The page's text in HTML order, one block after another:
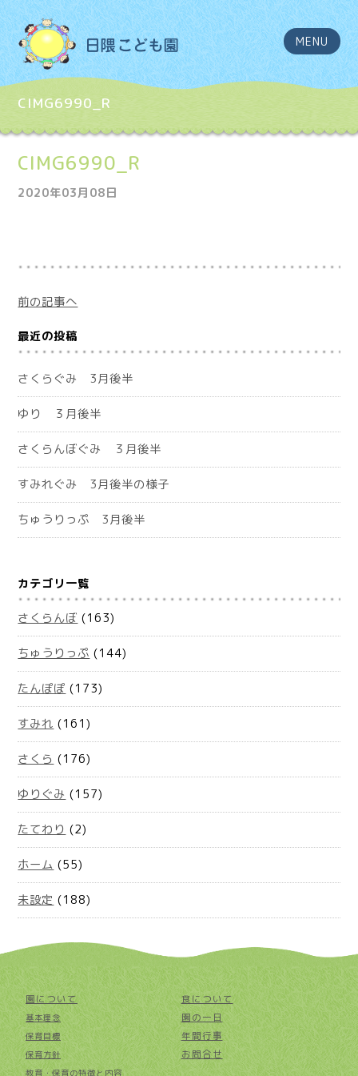
MENU
CIMG6990_R
CIMG6990_R
2020年03月08日
前の記事へ
最近の投稿
さくらぐみ 3月後半
ゆり ３月後半
さくらんぼぐみ ３月後半
すみれぐみ 3月後半の様子
ちゅうりっぷ 3月後半
カテゴリ一覧
さくらんぼ (163)
ちゅうりっぷ (144)
たんぽぽ (173)
すみれ (161)
さくら (176)
ゆりぐみ (157)
たてわり (2)
ホーム (55)
未設定 (188)
園について
基本理念
保育目標
保育方針
教育・保育の特徴と内容
食について
園の一日
年間行事
お問合せ